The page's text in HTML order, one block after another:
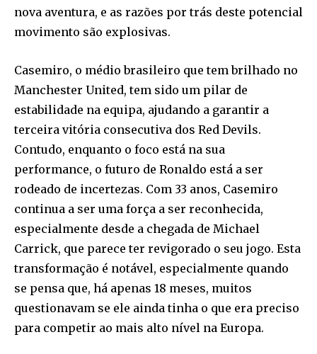
nova aventura, e as razões por trás deste potencial
movimento são explosivas.
Casemiro, o médio brasileiro que tem brilhado no
Manchester United, tem sido um pilar de
estabilidade na equipa, ajudando a garantir a
terceira vitória consecutiva dos Red Devils.
Contudo, enquanto o foco está na sua
performance, o futuro de Ronaldo está a ser
rodeado de incertezas. Com 33 anos, Casemiro
continua a ser uma força a ser reconhecida,
especialmente desde a chegada de Michael
Carrick, que parece ter revigorado o seu jogo. Esta
transformação é notável, especialmente quando
se pensa que, há apenas 18 meses, muitos
questionavam se ele ainda tinha o que era preciso
para competir ao mais alto nível na Europa.